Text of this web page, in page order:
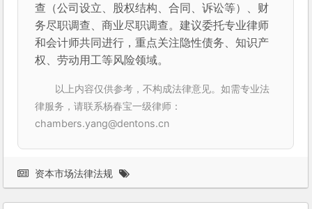
查（公司设立、股权结构、合同、诉讼等）、财
务尽职调查、商业尽职调查。建议委托专业律师
和会计师共同进行，重点关注隐性债务、知识产
权、劳动用工等风险领域。
以上内容仅供参考，不构成法律意见。如需专业法
律服务，请联系杨春宝一级律师：
chambers.yang@dentons.cn
资本市场法律法规